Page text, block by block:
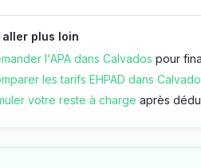
aller plus loin
l'APA dans Calvados pour
les tarifs EHPAD dans
votre reste à charge après